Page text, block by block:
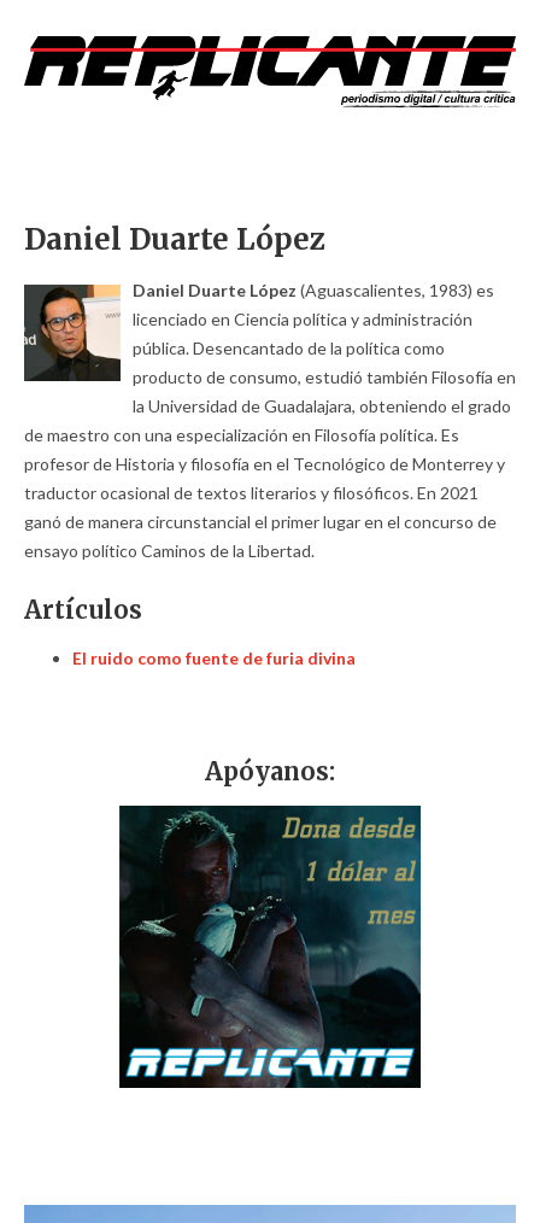
Daniel Duarte López
Daniel Duarte López (Aguascalientes, 1983) es
licenciado en Ciencia política y administración
pública. Desencantado de la política como
producto de consumo, estudió también Filosofía en
la Universidad de Guadalajara, obteniendo el grado
de maestro con una especialización en Filosofía política. Es
profesor de Historia y filosofía en el Tecnológico de Monterrey y
traductor ocasional de textos literarios y filosóficos. En 2021
ganó de manera circunstancial el primer lugar en el concurso de
ensayo político Caminos de la Libertad.
Artículos
El ruido como fuente de furia divina
Apóyanos: